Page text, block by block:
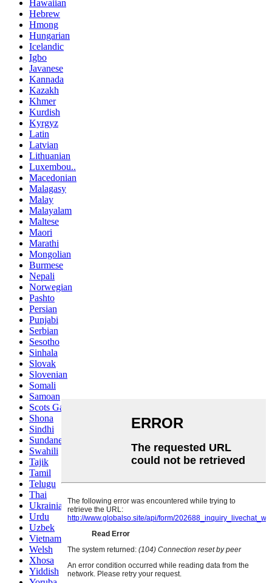
Hawaiian
Hebrew
Hmong
Hungarian
Icelandic
Igbo
Javanese
Kannada
Kazakh
Khmer
Kurdish
Kyrgyz
Latin
Latvian
Lithuanian
Luxembou..
Macedonian
Malagasy
Malay
Malayalam
Maltese
Maori
Marathi
Mongolian
Burmese
Nepali
Norwegian
Pashto
Persian
Punjabi
Serbian
Sesotho
Sinhala
Slovak
Slovenian
Somali
Samoan
Scots Gaelic
Shona
Sindhi
Sundanese
Swahili
Tajik
Tamil
Telugu
Thai
Ukrainian
Urdu
Uzbek
Vietnamese
Welsh
Xhosa
Yiddish